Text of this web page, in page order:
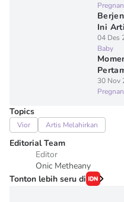
Ini
04 Des
Baby
30 Nov
Topics
Vior Artis Melahirkan
Editorial Team
Editor
Onic Metheany
Tonton lebih seru di